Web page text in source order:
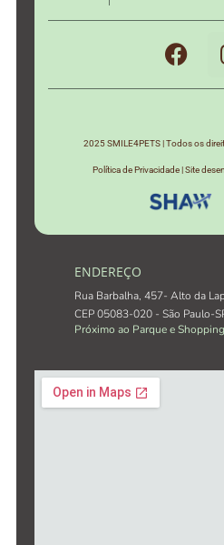
2025 SMILE4PETS | Todos os
Política de Privacidade | Site
ENDEREÇO
Rua Barbalha, 457- Alto da
CEP 05083-020 - São Paulo-
Próximo ao Parque e